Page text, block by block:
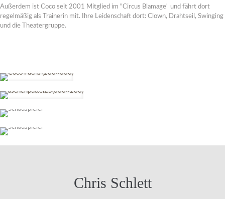
Außerdem ist Coco seit 2001 Mitglied im "Circus Blamage" und fährt dort
regelmäßig als Trainerin mit. Ihre Leidenschaft dort: Clown, Drahtseil, Swinging
und die Theatergruppe.
Chris Schlett